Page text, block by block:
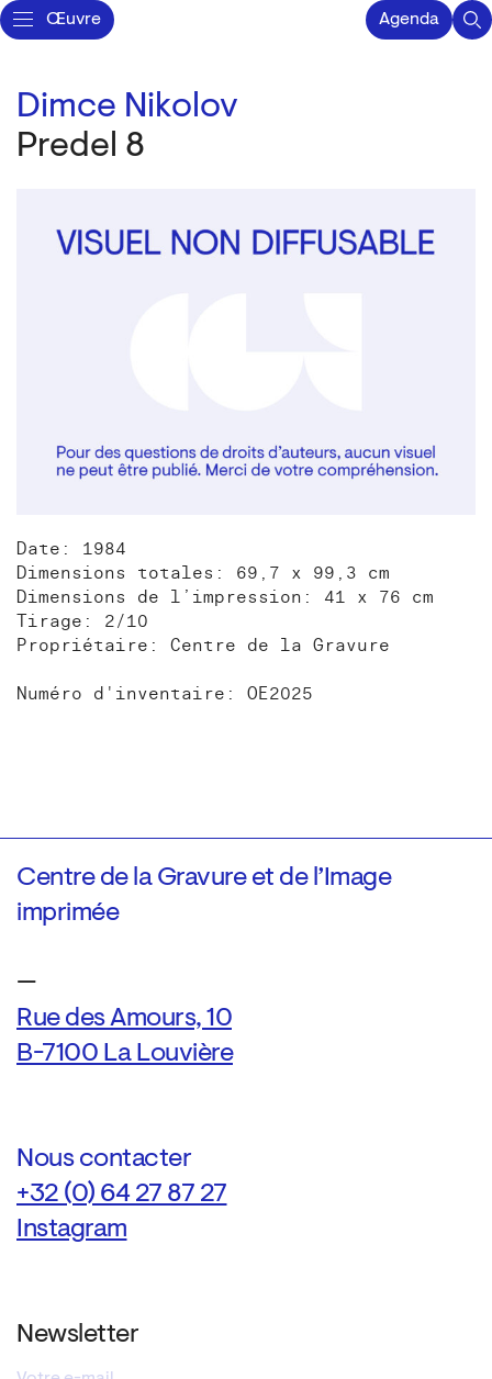
Œuvre Agenda
Dimce Nikolov
Predel 8
Date: 1984
Dimensions totales: 69,7 x 99,3 cm
Dimensions de l’impression: 41 x 76 cm
Tirage: 2/10
Propriétaire: Centre de la Gravure
Numéro d'inventaire: OE2025
Centre de la Gravure et de l’Image
imprimée
—
Rue des Amours, 10
B-7100 La Louvière
Nous contacter
+32 (0) 64 27 87 27
Instagram
Newsletter